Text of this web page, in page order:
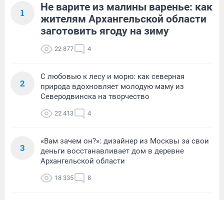
1
Не варите из малины варенье: как
жителям Архангельской области
заготовить ягоду на зиму
22 877 4
2
С любовью к лесу и морю: как северная
природа вдохновляет молодую маму из
Северодвинска на творчество
22 413 4
3
«Вам зачем он?»: дизайнер из Москвы за свои
деньги восстанавливает дом в деревне
Архангельской области
18 335 8